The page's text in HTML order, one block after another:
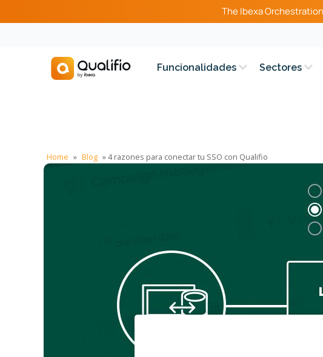
The Ibexa
Funcionalidades Sectores
Home » Blog »4 razones para conectar tu SSO con Qualifio